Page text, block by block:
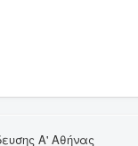
Α' Αθήνας